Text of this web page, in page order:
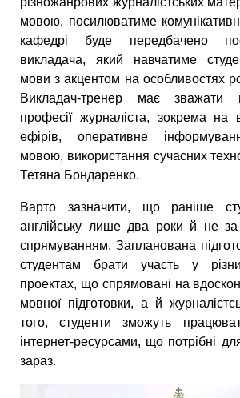
мовою, посилюватиме
кафедрі буде передбачено
викладача, який навчатиме
мови з акцентом на особливостях
Викладач-тренер має зважати
професії журналіста, зокрема на
ефірів, оперативне
мовою, використання сучасних
Тетяна Бондаренко.
Варто зазначити, що раніше
англійську лише два роки й не за
спрямуванням. Запланована
студентам брати участь у
проектах, що спрямовані на
мовної підготовки, а й
того, студенти зможуть
інтернет-ресурсами, що потрібні
зараз.